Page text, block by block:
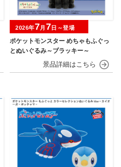
ポケットモンスター めちゃもふぐっ
とぬいぐるみ～ブラッキー～
2026年7月 7日～登場